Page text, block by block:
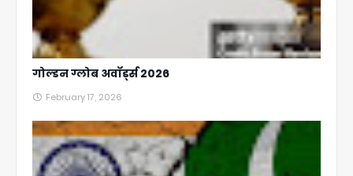
गोल्डन ग्लोब अवॉर्ड्स 2026
February 17, 2026